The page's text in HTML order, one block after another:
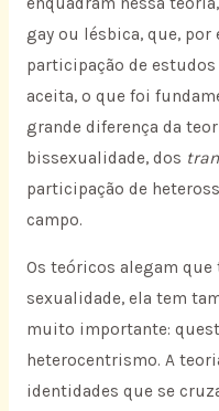
gay ou lésbica, que, por
participação de
aceita, o que foi
grande diferença da
bissexualidade, dos
participação de
campo.
Os teóricos alegam
sexualidade, ela tem
muito importante:
heterocentrismo. A
identidades que se